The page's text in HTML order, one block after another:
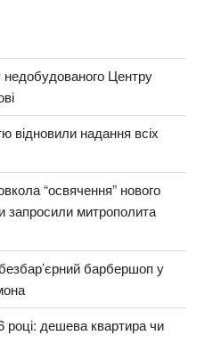
Центру
надання всіх
“освячення” нового
запросили митрополита
барбершоп у
році: дешева квартира чи